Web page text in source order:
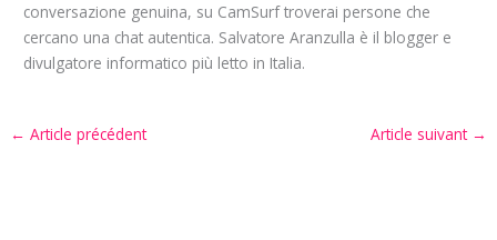
conversazione genuina, su CamSurf troverai persone che
cercano una chat autentica. Salvatore Aranzulla è il blogger e
divulgatore informatico più letto in Italia.
← Article précédent Article suivant →